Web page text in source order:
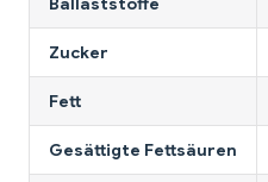
Zucker
Fett
Gesättigte Fettsäuren